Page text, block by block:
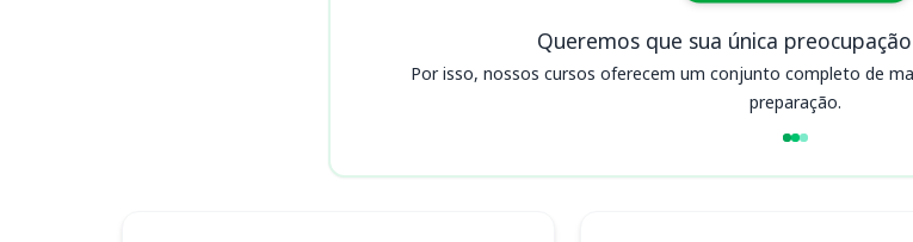
Queremos que sua única
Por isso, nossos cursos oferecem um conjunto completo de
preparação.